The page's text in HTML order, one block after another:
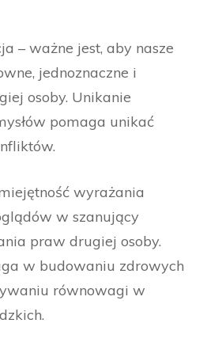
– ważne jest, aby nasze
jednoznaczne i
osoby. Unikanie
pomaga unikać
wyrażania
w szanujący
praw drugiej osoby.
w budowaniu zdrowych
równowagi w